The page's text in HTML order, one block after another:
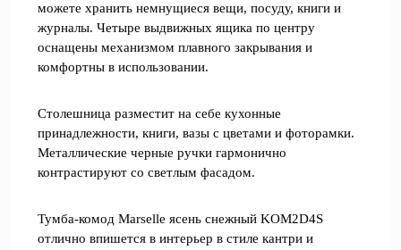
можете хранить немнущиеся вещи, посуду, книги и
журналы. Четыре выдвижных ящика по центру
оснащены механизмом плавного закрывания и
комфортны в использовании.
Столешница разместит на себе кухонные
принадлежности, книги, вазы с цветами и фоторамки.
Металлические черные ручки гармонично
контрастируют со светлым фасадом.
Тумба-комод Marselle ясень снежный KOM2D4S
отлично впишется в интерьер в стиле кантри и